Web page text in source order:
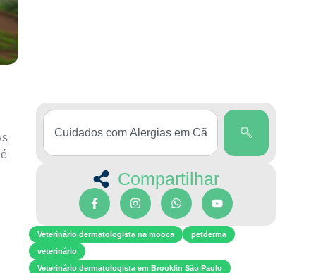
Compartilhar
Veterinário dermatologista na mooca
petderma
veterinário
Veterinário dermatologista em Brooklin São Paulo